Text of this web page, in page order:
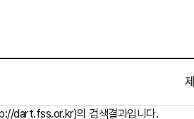
dart.fss.or.kr)의 검색결과입니다.